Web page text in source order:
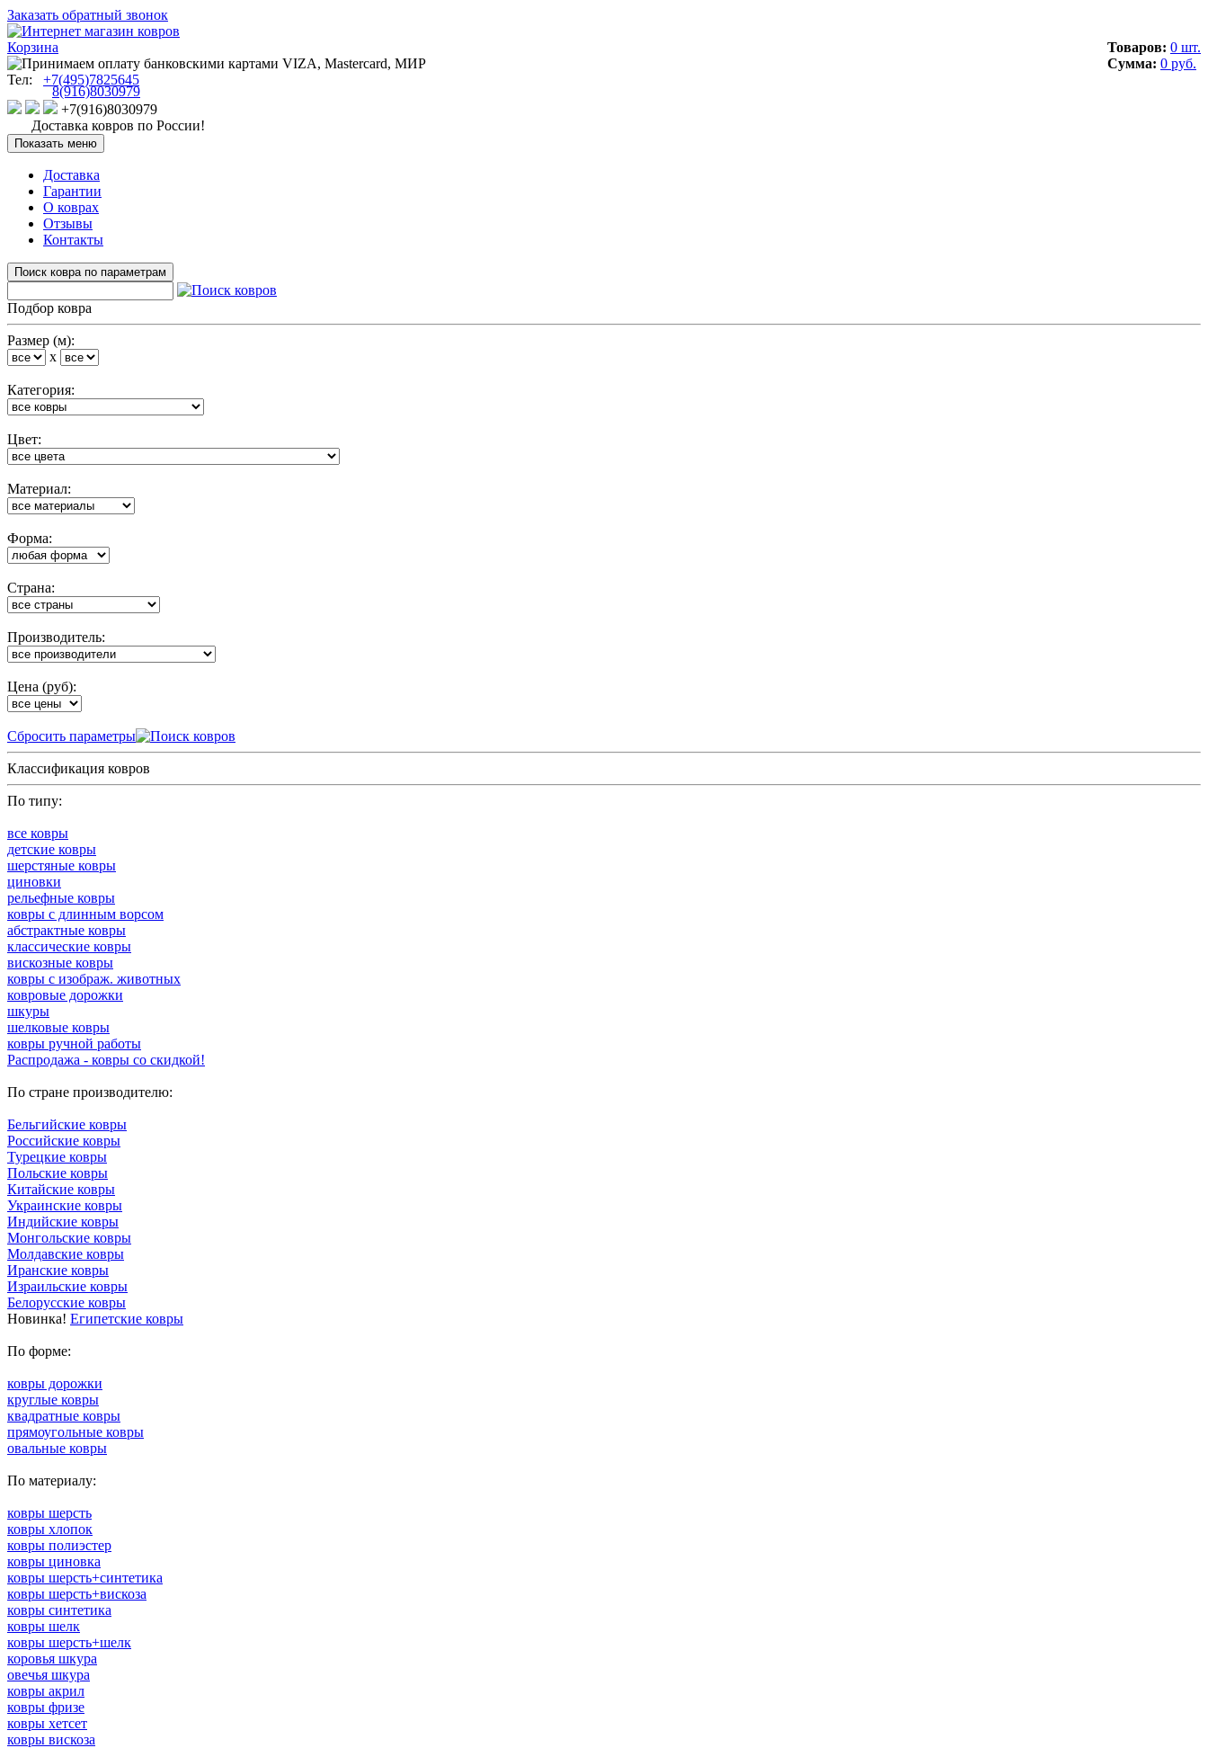
Заказать обратный звонок
Корзина Товаров: 0 шт.
Сумма: 0 руб.
Тел:
+7(495)7825645
8(916)8030979
+7(916)8030979
Доставка ковров по России!
Показать меню
Доставка
Гарантии
О коврах
Отзывы
Контакты
Поиск ковра по параметрам
Подбор ковра
Размер (м):
x
Категория:
Цвет:
Материал:
Форма:
Cтрана:
Производитель:
Цена (руб):
Cбросить параметры
Классификация ковров
По типу:
все ковры
детские ковры
шерстяные ковры
циновки
рельефные ковры
ковры с длинным ворсом
абстрактные ковры
классические ковры
вискозные ковры
ковры с изображ. животных
ковровые дорожки
шкуры
шелковые ковры
ковры ручной работы
Распродажа - ковры со скидкой!
По стране производителю:
Бельгийские ковры
Российские ковры
Турецкие ковры
Польские ковры
Китайские ковры
Украинские ковры
Индийские ковры
Монгольские ковры
Молдавские ковры
Иранские ковры
Израильские ковры
Белорусские ковры
Новинка! Египетские ковры
По форме:
ковры дорожки
круглые ковры
квадратные ковры
прямоугольные ковры
овальные ковры
По материалу:
ковры шерсть
ковры хлопок
ковры полиэстер
ковры циновка
ковры шерсть+синтетика
ковры шерсть+вискоза
ковры синтетика
ковры шелк
ковры шерсть+шелк
коровья шкура
овечья шкура
ковры акрил
ковры фризе
ковры хетсет
ковры вискоза